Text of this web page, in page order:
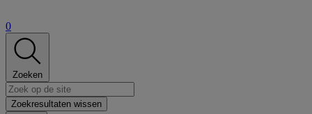
0
Zoeken
Zoekresultaten wissen